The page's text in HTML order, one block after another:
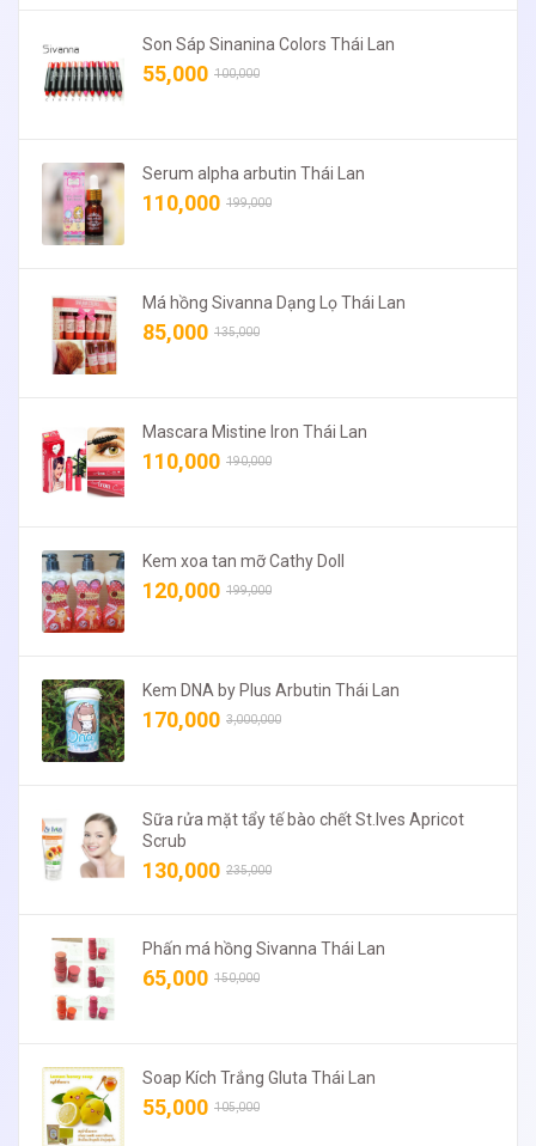
Son Sáp Sinanina Colors Thái Lan
55,000 100,000
Serum alpha arbutin Thái Lan
110,000 199,000
Má hồng Sivanna Dạng Lọ Thái Lan
85,000 135,000
Mascara Mistine Iron Thái Lan
110,000 190,000
Kem xoa tan mỡ Cathy Doll
120,000 199,000
Kem DNA by Plus Arbutin Thái Lan
170,000 3,000,000
Sữa rửa mặt tẩy tế bào chết St.Ives Apricot
Scrub
130,000 235,000
Phấn má hồng Sivanna Thái Lan
65,000 150,000
Soap Kích Trắng Gluta Thái Lan
55,000 105,000